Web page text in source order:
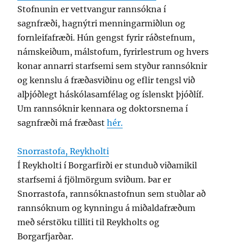
Stofnunin er vettvangur rannsókna í
sagnfræði, hagnýtri menningarmiðlun og
fornleifafræði. Hún gengst fyrir ráðstefnum,
námskeiðum, málstofum, fyrirlestrum og hvers
konar annarri starfsemi sem styður rannsóknir
og kennslu á fræðasviðinu og eflir tengsl við
alþjóðlegt háskólasamfélag og íslenskt þjóðlíf.
Um rannsóknir kennara og doktorsnema í
sagnfræði má fræðasthér.
Snorrastofa, Reykholti
Í Reykholti í Borgarfirði er stunduð viðamikil
starfsemi á fjölmörgum sviðum. Þar er
Snorrastofa, rannsóknastofnun sem stuðlar að
rannsóknum og kynningu á miðaldafræðum
með sérstöku tilliti til Reykholts og
Borgarfjarðar.